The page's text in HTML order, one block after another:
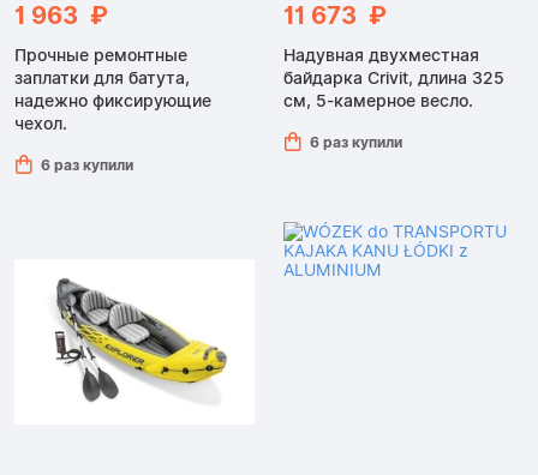
1 963 ₽
Прочные ремонтные
заплатки для батута,
надежно фиксирующие
чехол.
6 раз купили
11 673 ₽
Надувная двухместная
байдарка Crivit, длина 325
см, 5-камерное весло.
6 раз купили